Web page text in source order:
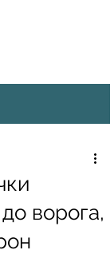
ворога,